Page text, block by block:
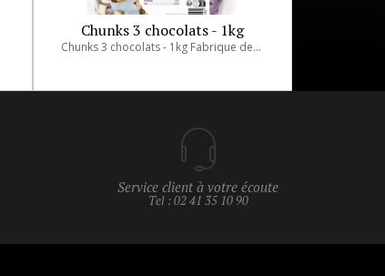
Chunks 3 chocolats - 1kg
Chunks 3 chocolats - 1kg Fabrique de Jean
Service client à votre écoute
Tel : 02 41 35 10 90